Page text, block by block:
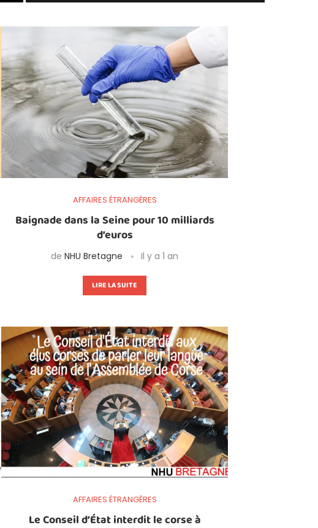
AFFAIRES ÉTRANGÈRES
Baignade dans la Seine pour 10 milliards
d’euros
de NHU Bretagne Il y a 1 an
LIRE LA SUITE
AFFAIRES ÉTRANGÈRES
Le Conseil d’État interdit le corse à